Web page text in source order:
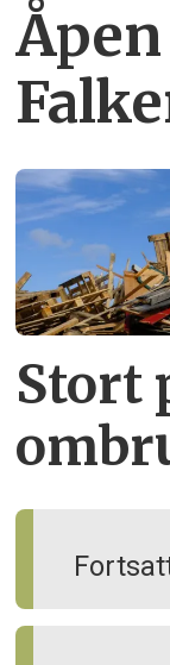
Stort